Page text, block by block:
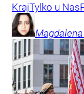
KrajTylko u Nas
Magdalena